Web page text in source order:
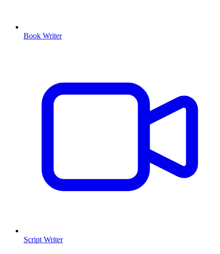
Book Writer
Script Writer